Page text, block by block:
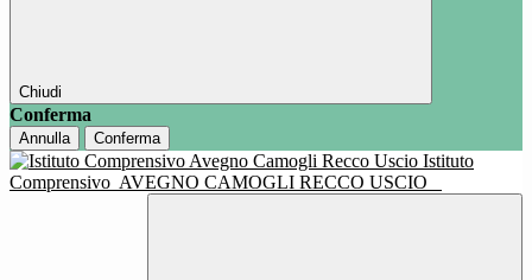
Chiudi
Conferma
Annulla Conferma
Istituto
Comprensivo AVEGNO CAMOGLI RECCO USCIO